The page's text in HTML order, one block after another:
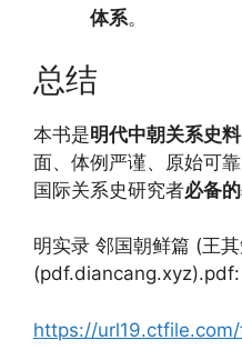
体系。
总结
本书是明代中朝关系史
面、体例严谨、原始可
国际关系史研究者必备
明实录 邻国朝鲜篇 (王
(pdf.diancang.xyz).pdf:
https://